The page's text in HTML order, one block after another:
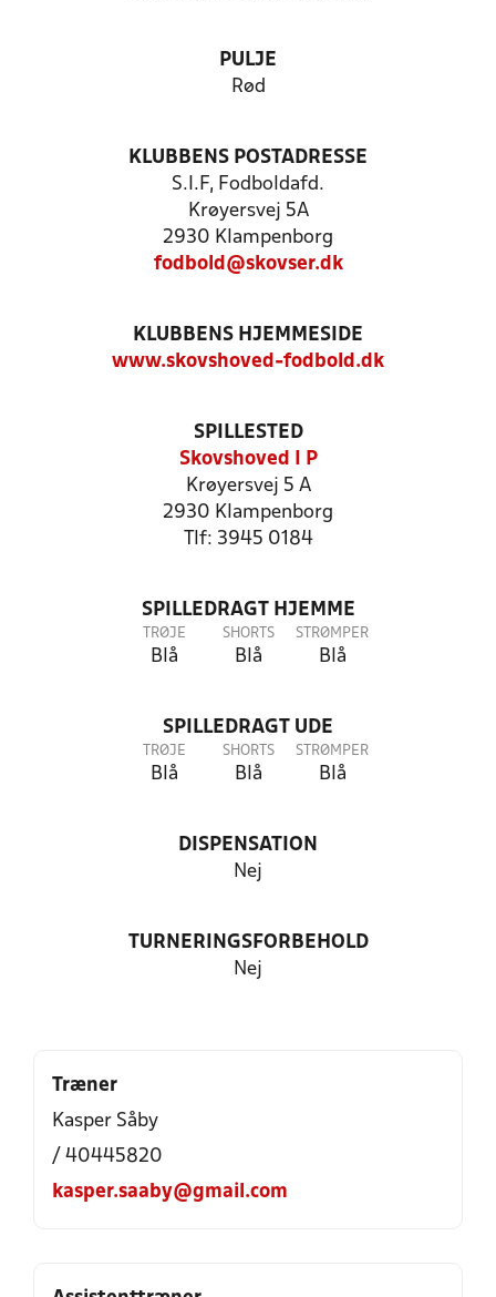
PULJE
Rød
KLUBBENS POSTADRESSE
S.I.F, Fodboldafd.
Krøyersvej 5A
2930 Klampenborg
fodbold@skovser.dk
KLUBBENS HJEMMESIDE
www.skovshoved-fodbold.dk
SPILLESTED
Skovshoved I P
Krøyersvej 5 A
2930 Klampenborg
Tlf: 3945 0184
SPILLEDRAGT HJEMME
TRØJE
Blå
SHORTS
Blå
STRØMPER
Blå
SPILLEDRAGT UDE
TRØJE
Blå
SHORTS
Blå
STRØMPER
Blå
DISPENSATION
Nej
TURNERINGSFORBEHOLD
Nej
Træner
Kasper Såby
/ 40445820
kasper.saaby@gmail.com